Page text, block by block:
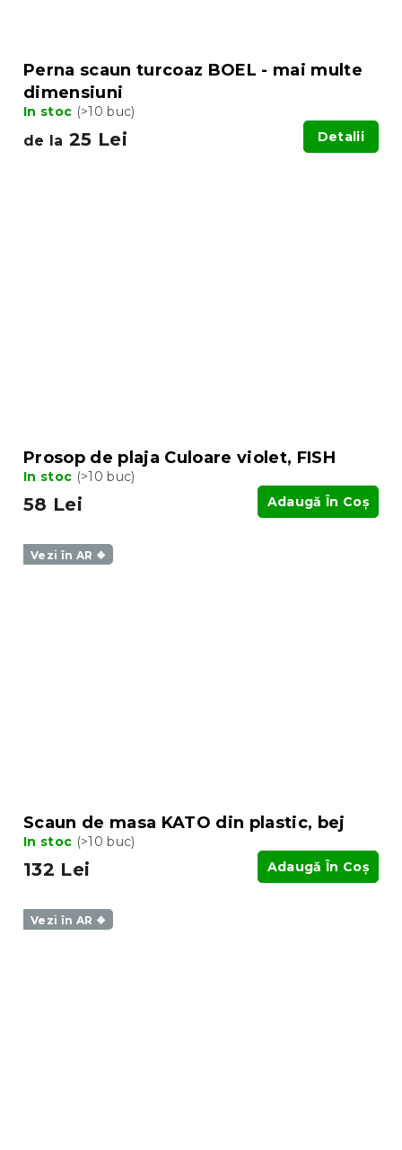
Perna scaun turcoaz BOEL - mai multe
dimensiuni
In stoc (>10 buc)
de la 25 Lei Detalii
Prosop de plaja Culoare violet, FISH
In stoc (>10 buc)
58 Lei Adaugă În Coş
Vezi în AR ❖
Scaun de masa KATO din plastic, bej
In stoc (>10 buc)
132 Lei Adaugă În Coş
Vezi în AR ❖